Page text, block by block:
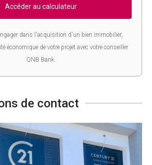
Accéder au calculateur
dans l'acquisition d'un bien immobilier,
économique de votre projet avec votre conseiller
QNB Bank.
de contact